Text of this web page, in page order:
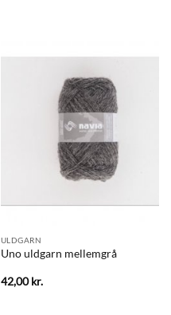
ULDGARN
Uno uldgarn mellemgrå
42,00kr.